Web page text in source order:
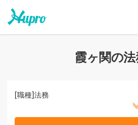
霞ヶ関の
[職種]法務